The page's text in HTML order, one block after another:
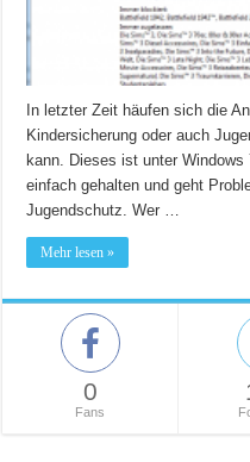
In letzter Zeit häufen sich die
Kindersicherung oder auch
kann. Dieses ist unter
einfach gehalten und geht
Jugendschutz. Wer …
Mehr lesen »
0
Fans